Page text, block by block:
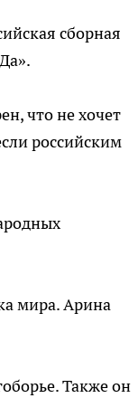
сборная
что не хочет
российским
мира. Арина
Также он